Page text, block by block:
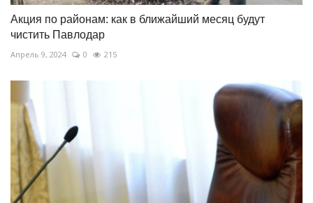
Акция по районам: как в ближайший месяц будут
чистить Павлодар
Апрель 9, 2024 0 215